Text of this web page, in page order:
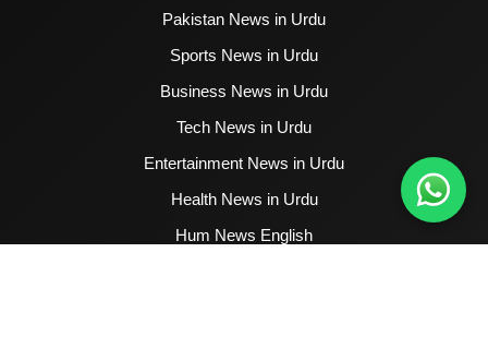
Pakistan News in Urdu
Sports News in Urdu
Business News in Urdu
Tech News in Urdu
Entertainment News in Urdu
Health News in Urdu
Hum News English